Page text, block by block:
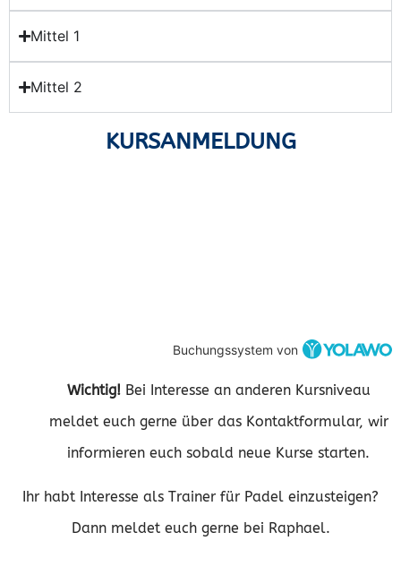
Mittel 1
Mittel 2
KURSANMELDUNG
Buchungssystem von
Wichtig! Bei Interesse an anderen Kursniveau
meldet euch gerne über das Kontaktformular, wir
informieren euch sobald neue Kurse starten.
Ihr habt Interesse als Trainer für Padel einzusteigen?
Dann meldet euch gerne bei Raphael.